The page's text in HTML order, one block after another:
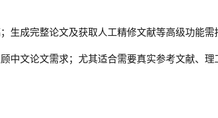
生成完整论文及获取人工精修文献等高级功能需
中文论文需求；尤其适合需要真实参考文献、